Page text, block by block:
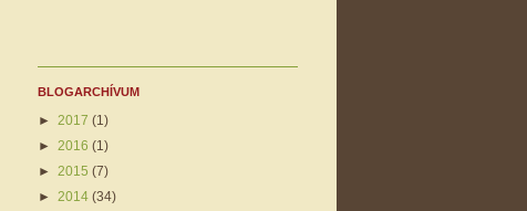
BLOGARCHÍVUM
► 2017 (1)
► 2016 (1)
► 2015 (7)
► 2014 (34)